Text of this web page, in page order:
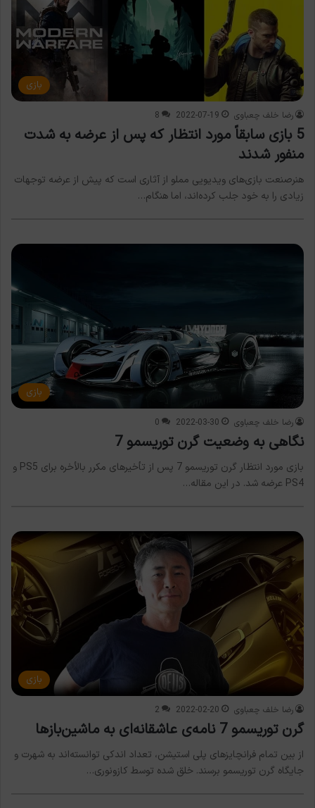
بازی
رضا خلف چعباوی 2022-07-19
8
5 بازی سابقاً مورد انتظار که پس از عرضه به شدت
منفور شدند
هنرصنعت بازی‌های ویدیویی مملو از آثاری است که پیش از عرضه توجهات
زیادی را به خود جلب کرده‌اند، اما هنگام…
بازی
رضا خلف چعباوی 2022-03-30
0
نگاهی به وضعیت گرن توریسمو 7
بازی مورد انتظار گرن توریسمو 7 پس از تأخیرهای مکرر بالأخره برای PS5 و
PS4 عرضه شد. در این مقاله…
بازی
رضا خلف چعباوی 2022-02-20
2
گرن توریسمو 7 نامه‌ی عاشقانه‌ای به ماشین‌بازها
از بین تمام فرانچایزهای پلی استیشن، تعداد اندکی توانسته‌اند به شهرت و
جایگاه گرن توریسمو برسند. خلق شده توسط کازونوری…